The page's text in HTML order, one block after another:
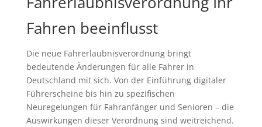
Fahren beeinflusst
Die neue Fahrerlaubnisverordnung bringt
bedeutende Änderungen für alle Fahrer in
Deutschland mit sich. Von der Einführung digitaler
Führerscheine bis hin zu spezifischen
Neuregelungen für Fahranfänger und Senioren – die
Auswirkungen dieser Verordnung sind weitreichend.